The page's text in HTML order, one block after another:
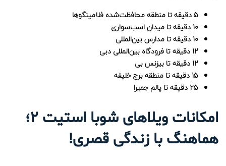
5 دقیقه تا منطقه محافظت‌شده فلامینگوها
10 دقیقه تا میدان اسب‌سواری
10 دقیقه تا مدارس بین‌المللی
12 دقیقه تا فرودگاه بین‌المللی دبی
12 دقیقه تا بیزنس بی
15 دقیقه تا منطقه برج خلیفه
25 دقیقه تا پالم جمیرا
امکانات ویلاهای شوبا استیت 2؛
هماهنگ با زندگی قصری!